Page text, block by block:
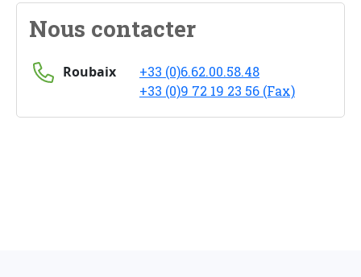
Nous contacter
Roubaix
+33 (0)6.62.00.58.48
+33 (0)9 72 19 23 56 (Fax)